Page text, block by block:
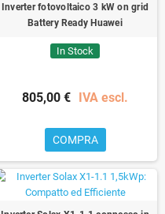
Inverter fotovoltaico 3 kW on grid
Battery Ready Huawei
In Stock
805,00 € IVA escl.
COMPRA